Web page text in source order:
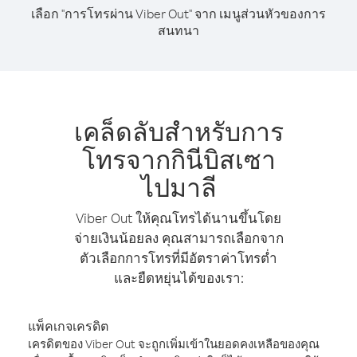
เลือก "การโทรผ่าน Viber Out" จาก เมนูส่วนหัวของการ
สนทนา
เคล็ดลับสำหรับการ
โทรจากกินีบิสเซา
ไปมาลี
Viber Out ให้คุณโทรได้นานขึ้นโดย
จ่ายเงินน้อยลง คุณสามารถเลือกจาก
ตัวเลือกการโทรที่มีอัตราค่าโทรต่ำ
และยืดหยุ่นได้ของเรา:
แพ็คเกจเครดิต
เครดิตของ Viber Out จะถูกเพิ่มเข้าในยอดคงเหลือของคุณ